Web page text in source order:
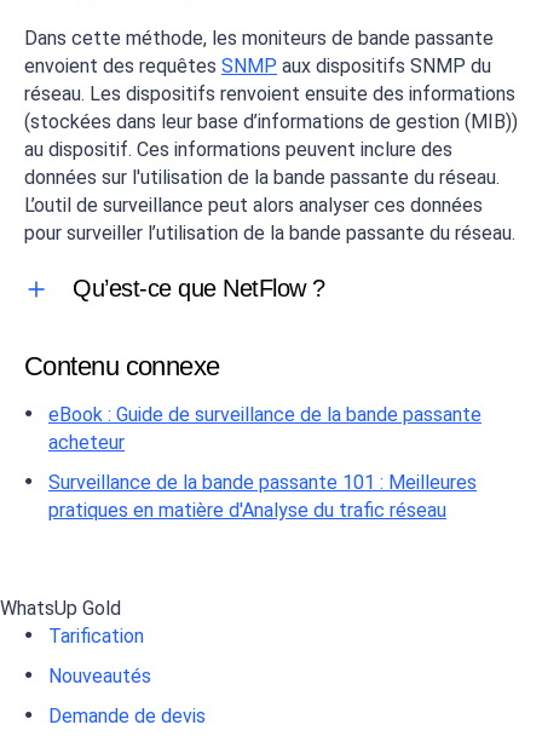
Dans cette méthode, les moniteurs de bande passante
envoient des requêtes SNMP aux dispositifs SNMP du
réseau. Les dispositifs renvoient ensuite des informations
(stockées dans leur base d’informations de gestion (MIB))
au dispositif. Ces informations peuvent inclure des
données sur l'utilisation de la bande passante du réseau.
L’outil de surveillance peut alors analyser ces données
pour surveiller l’utilisation de la bande passante du réseau.
Qu’est-ce que NetFlow ?
Contenu connexe
eBook : Guide de surveillance de la bande passante
acheteur
Surveillance de la bande passante 101 : Meilleures
pratiques en matière d'Analyse du trafic réseau
WhatsUp Gold
Tarification
Nouveautés
Demande de devis